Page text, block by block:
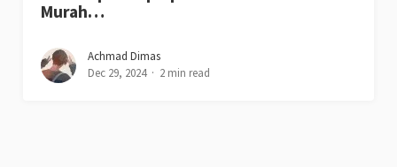
Murah…
Achmad Dimas
Dec 29, 2024
2 min read